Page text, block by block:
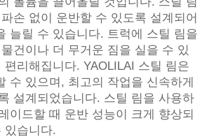
손 없이 운반할 수 있도록 설계되어
늘릴 수 있습니다. 트럭에 스틸 림을
건이나 더 무거운 짐을 실을 수 있
편리해집니다. YAOLILAI 스틸 림은
수 있으며, 최고의 작업을 신속하게
설계되었습니다. 스틸 림을 사용하
이드할 때 운반 성능이 크게 향상되
있습니다.